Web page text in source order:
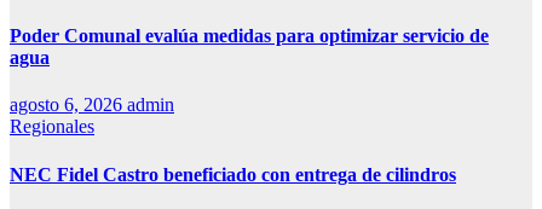
Poder Comunal evalúa medidas para optimizar servicio de
agua
agosto 6, 2026 admin
Regionales
NEC Fidel Castro beneficiado con entrega de cilindros